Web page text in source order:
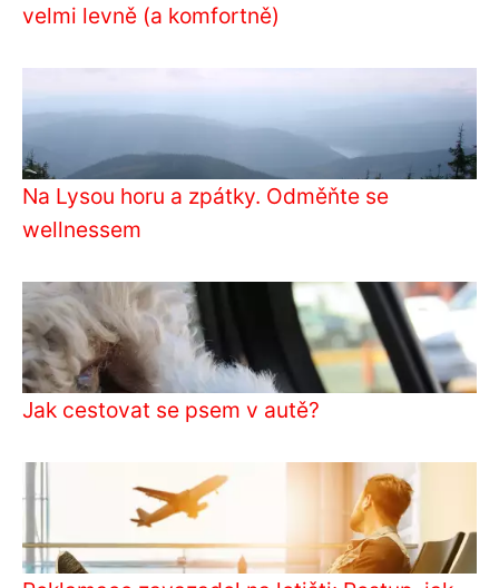
velmi levně (a komfortně)
Na Lysou horu a zpátky. Odměňte se
wellnessem
Jak cestovat se psem v autě?